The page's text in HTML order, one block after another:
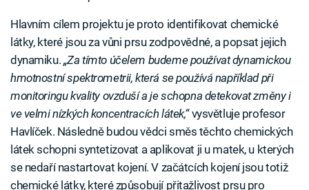
Hlavním cílem projektu je proto identifikovat chemické
látky, které jsou za vůni prsu zodpovědné, a popsat jejich
dynamiku. „Za tímto účelem budeme používat dynamickou
hmotnostní spektrometrii, která se používá například při
monitoringu kvality ovzduší a je schopna detekovat změny i
ve velmi nízkých koncentracích látek,“vysvětluje profesor
Havlíček. Následně budou vědci směs těchto chemických
látek schopni syntetizovat a aplikovat ji u matek, u kterých
se nedaří nastartovat kojení. V začátcích kojení jsou totiž
chemické látky, které způsobují přitažlivost prsu pro